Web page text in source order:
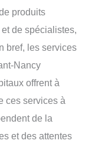
produits
de spécialistes,
bref, les services
Nancy
offrent à
ces services à
de la
et des attentes